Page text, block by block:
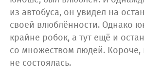
из автобуса, он увидел на
своей влюблённости. Однако
крайне робок, а тут ещё и
со множеством людей. Короче,
не состоялась.